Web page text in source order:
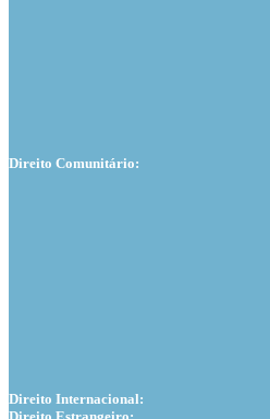
Direito Comunitário:
Direito Internacional: